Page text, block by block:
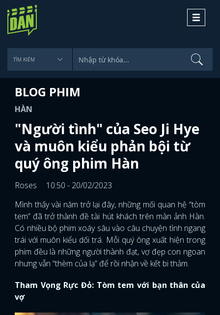
Toggle
BLOG PHIM
HÀN
"Người tình" của Seo Ji Hye
và muôn kiểu phản bội từ
quý ông phim Hàn
Roses
10:50 - 20/02/2023
Mình thấy vài năm trở lại đây, những mối quan hệ “tòm
tem” đã trở thành đề tài hút khách trên màn ảnh Hàn.
Có nhiều bộ phim xoáy sâu vào câu chuyện tình ngang
trái với muôn kiểu dối trá. Mỗi quý ông xuất hiện trong
phim đều là những người thành đạt, vợ đẹp con ngoan
nhưng vẫn “thèm của lạ” để rồi nhận về kết bi thảm.
Tham Vọng Rực Đỏ: Tòm tem với bạn thân của
vợ